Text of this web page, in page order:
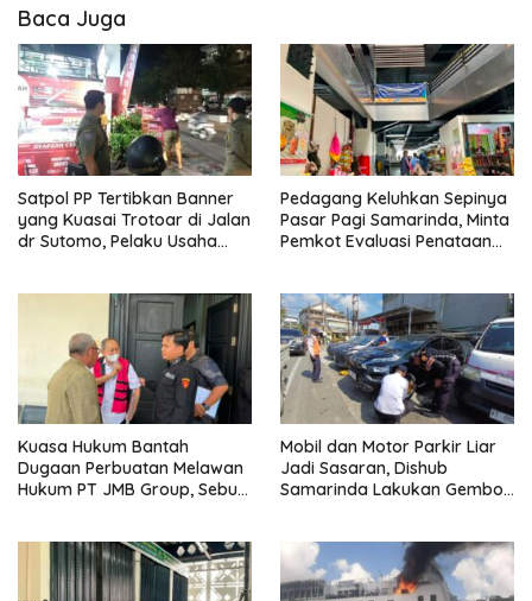
Baca Juga
Satpol PP Tertibkan Banner
yang Kuasai Trotoar di Jalan
dr Sutomo, Pelaku Usaha
Pedagang Keluhkan Sepinya
Pasar Pagi Samarinda, Minta
Pemkot Evaluasi Penataan
Kuasa Hukum Bantah
Dugaan Perbuatan Melawan
Hukum PT JMB Group, Sebut
Mobil dan Motor Parkir Liar
Jadi Sasaran, Dishub
Samarinda Lakukan Gembok